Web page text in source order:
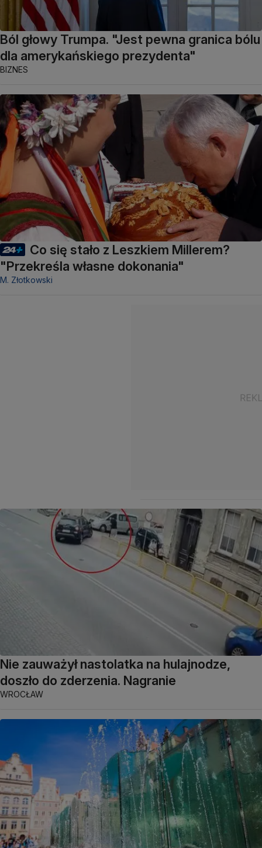
Ból głowy Trumpa. "Jest pewna granica bólu
dla amerykańskiego prezydenta"
BIZNES
Co się stało z Leszkiem Millerem?
"Przekreśla własne dokonania"
M. Złotkowski
Nie zauważył nastolatka na hulajnodze,
doszło do zderzenia. Nagranie
WROCŁAW